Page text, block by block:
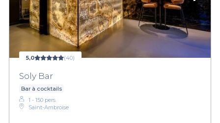
5,0 (40)
Soly Bar
Bar à cocktails
1 - 150 pers.
Saint-Ambroise